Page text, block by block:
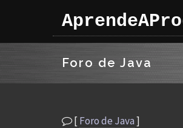
Foro de Java
[Foro de Java]